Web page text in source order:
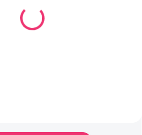
135